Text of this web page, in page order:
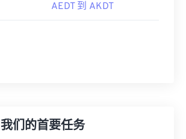
AEDT 到 AKDT
们的首要任务